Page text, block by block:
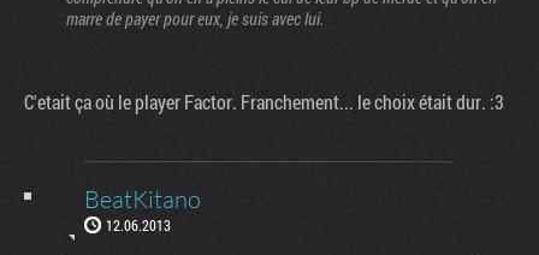
marre de payer pour eux, je suis avec lui.
C'etait ça où le player Factor. Franchement... le choix était dur. :3
BeatKitano
12.06.2013